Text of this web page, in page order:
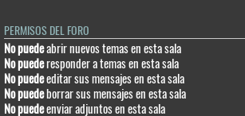
PERMISOS DEL FORO
No puedeabrir nuevos temas en esta sala
No puederesponder a temas en esta sala
No puedeeditar sus mensajes en esta sala
No puedeborrar sus mensajes en esta sala
No puedeenviar adjuntos en esta sala